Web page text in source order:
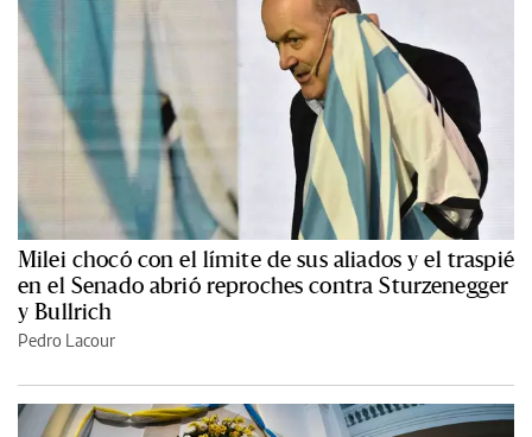
Milei chocó con el límite de sus aliados y el traspié
en el Senado abrió reproches contra Sturzenegger
y Bullrich
Pedro Lacour